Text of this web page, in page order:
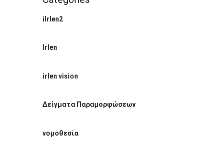
ilrlen2
Irlen
irlen vision
Δείγματα Παραμορφώσεων
νομοθεσία